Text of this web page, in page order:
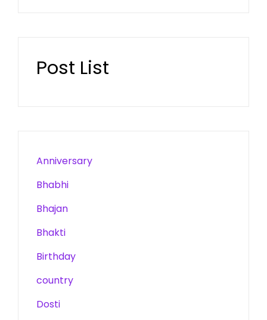
Post List
Anniversary
Bhabhi
Bhajan
Bhakti
Birthday
country
Dosti